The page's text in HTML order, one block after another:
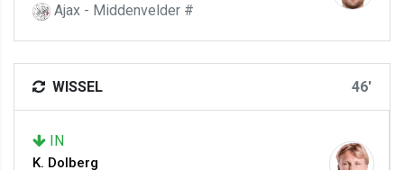
Ajax - Middenvelder #
WISSEL 46'
IN
K. Dolberg